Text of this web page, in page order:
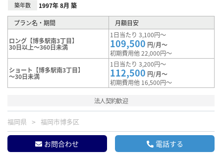
築年数 1997年 8月 築
プラン名・期間 月額目安
ロング【博多駅南3丁目】
30日以上～360日未満
1日当たり 3,100円～
109,500 円/月～
初期費用他 22,000円～
ショート【博多駅南3丁目】
～30日未満
1日当たり 3,200円～
112,500 円/月～
初期費用他 16,500円～
法人契約歓迎
福岡県 福岡市博多区
お問合わせ 電話する